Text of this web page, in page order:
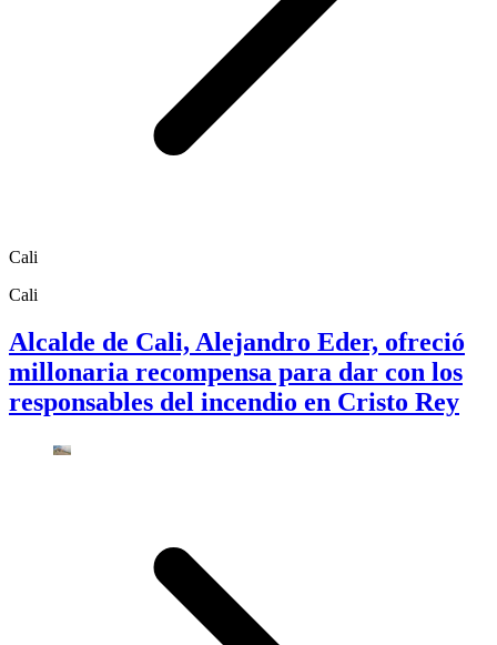
Cali
Cali
Alcalde de Cali, Alejandro Eder, ofreció
millonaria recompensa para dar con los
responsables del incendio en Cristo Rey